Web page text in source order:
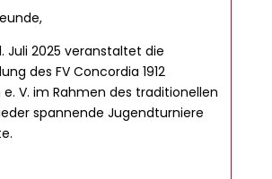
Juli 2025 veranstaltet die
des FV Concordia 1912
V. im Rahmen des traditionellen
spannende Jugendturniere